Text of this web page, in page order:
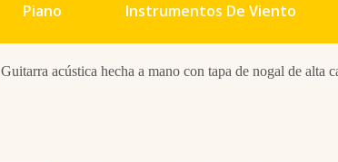
Piano Instrumentos De Viento
Guitarra acústica hecha a mano con tapa de nogal de alta